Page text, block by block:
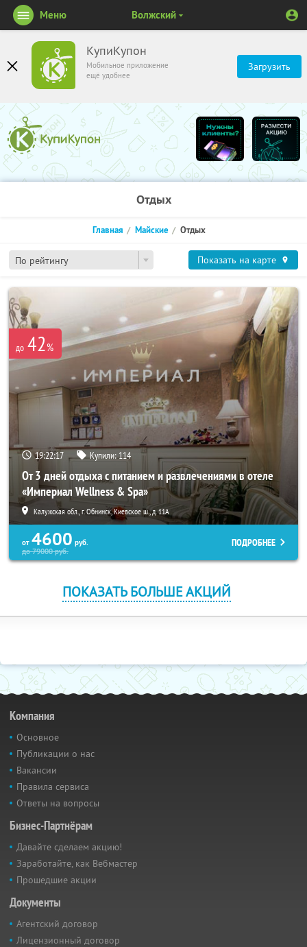
КупиКупон
Мобильное приложение
ещё удобнее
Загрузить
Меню Волжский
Отдых
По рейтингу
Главная Майские Отдых
Показать на карте
до 42%
19:22:17 Купили:114
От 3 дней отдыха с питанием и развлечениями в отеле
«Империал Wellness & Spa»
Калужская обл., г. Обнинск, Киевское ш., д. 11А
от 4600 руб.
до79000руб.
ПОДРОБНЕЕ
ПОКАЗАТЬ БОЛЬШЕ АКЦИЙ
Компания
Основное
Публикации о нас
Вакансии
Правила сервиса
Ответы на вопросы
Бизнес-Партнёрам
Давайте сделаем акцию!
Заработайте, как Вебмастер
Прошедшие акции
Документы
Агентский договор
Лицензионный договор